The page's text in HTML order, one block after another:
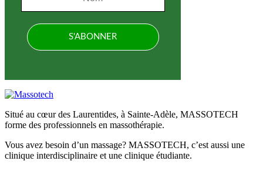
Situé au cœur des Laurentides, à Sainte-Adèle, MASSOTECH
forme des professionnels en massothérapie.
Vous avez besoin d’un massage? MASSOTECH, c’est aussi une
clinique interdisciplinaire et une clinique étudiante.